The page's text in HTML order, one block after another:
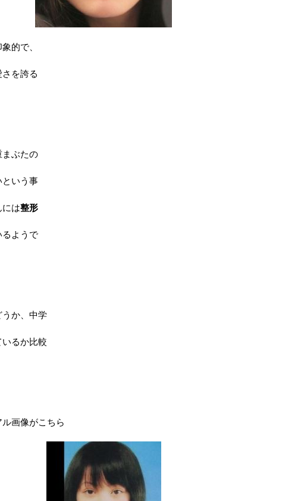
的で、
を誇る
まぶたの
という事
には整形
るようで
か、中学
るか比較
画像がこちら